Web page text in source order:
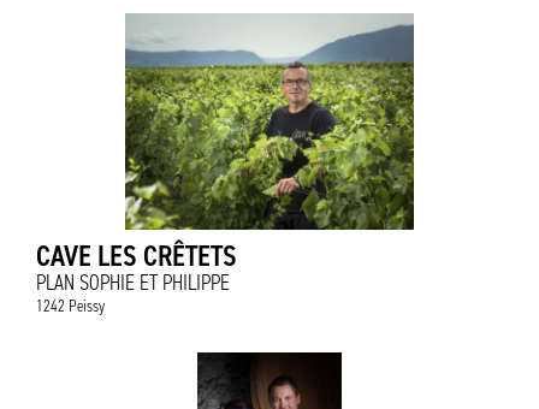
CAVE LES CRÊTETS
PLAN SOPHIE ET PHILIPPE
1242 Peissy